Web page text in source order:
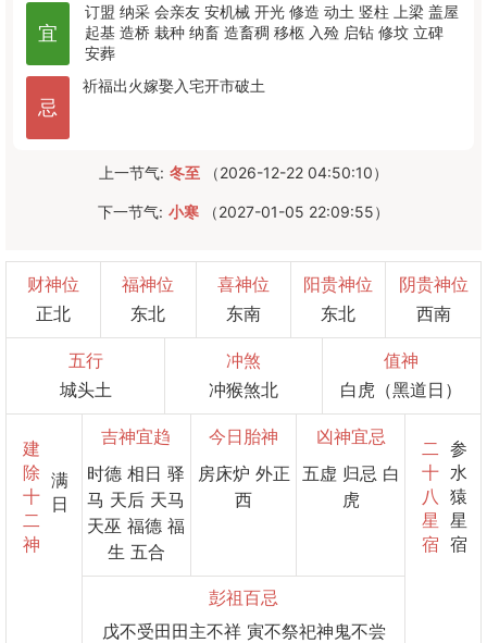
宜
订盟 纳采 会亲友 安机械 开光 修造 动土 竖柱 上梁 盖屋
起基 造桥 栽种 纳畜 造畜稠 移柩 入殓 启钻 修坟 立碑
安葬
忌
祈福出火嫁娶入宅开市破土
上一节气: 冬至 （2026-12-22 04:50:10）
下一节气: 小寒 （2027-01-05 22:09:55）
财神位
正北
福神位
东北
喜神位
东南
阳贵神位
东北
阴贵神位
西南
五行
城头土
冲煞
冲猴煞北
值神
白虎（黑道日）
建
除
十
二
神
满
日
吉神宜趋
时德 相日 驿
马 天后 天马
天巫 福德 福
生 五合
今日胎神
房床炉 外正
西
凶神宜忌
五虚 归忌 白
虎
彭祖百忌
戊不受田田主不祥 寅不祭祀神鬼不尝
二
十
八
星
宿
参
水
猿
星
宿